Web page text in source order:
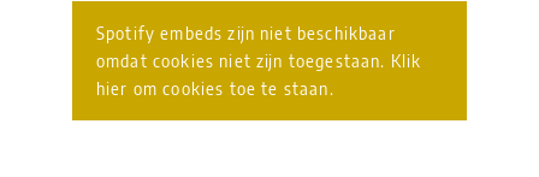
Spotify embeds zijn niet beschikbaar
omdat cookies niet zijn toegestaan. Klik
hier om cookies toe te staan.